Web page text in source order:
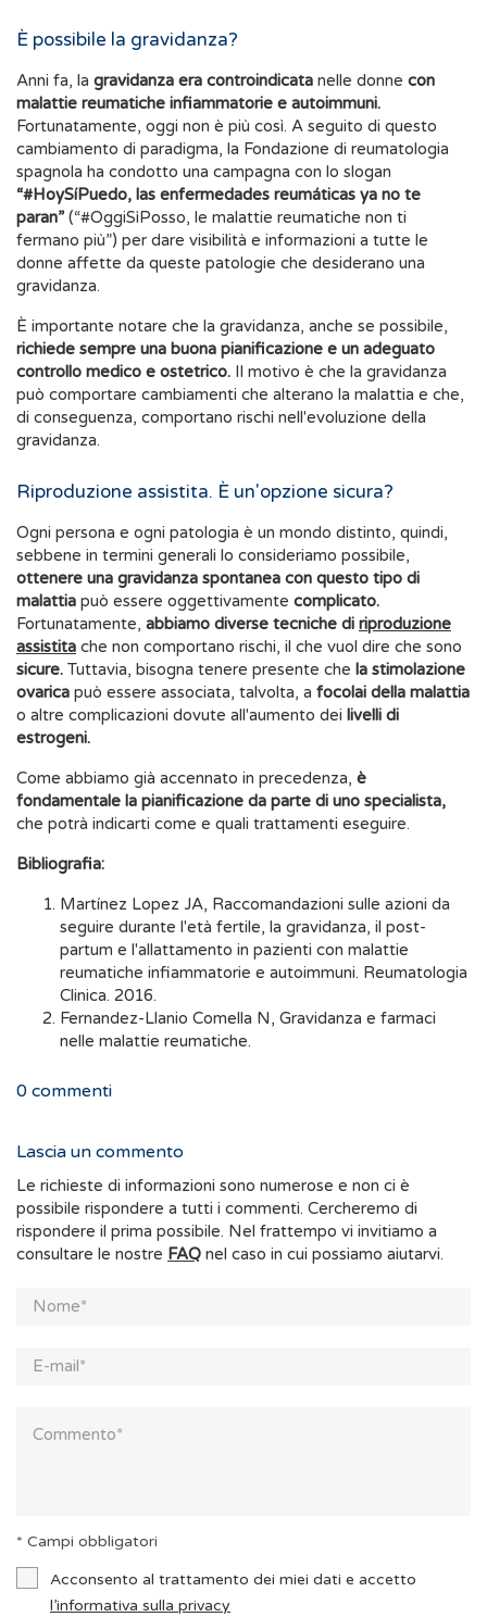
È possibile la gravidanza?
Anni fa, la gravidanza era controindicata nelle donne con
malattie reumatiche infiammatorie e autoimmuni.
Fortunatamente, oggi non è più così. A seguito di questo
cambiamento di paradigma, la Fondazione di reumatologia
spagnola ha condotto una campagna con lo slogan
“#HoySíPuedo, las enfermedades reumáticas ya no te
paran” (“#OggiSìPosso, le malattie reumatiche non ti
fermano più”) per dare visibilità e informazioni a tutte le
donne affette da queste patologie che desiderano una
gravidanza.
È importante notare che la gravidanza, anche se possibile,
richiede sempre una buona pianificazione e un adeguato
controllo medico e ostetrico. Il motivo è che la gravidanza
può comportare cambiamenti che alterano la malattia e che,
di conseguenza, comportano rischi nell'evoluzione della
gravidanza.
Riproduzione assistita. È un'opzione sicura?
Ogni persona e ogni patologia è un mondo distinto, quindi,
sebbene in termini generali lo consideriamo possibile,
ottenere una gravidanza spontanea con questo tipo di
malattia può essere oggettivamente complicato.
Fortunatamente, abbiamo diverse tecniche di riproduzione
assistita che non comportano rischi, il che vuol dire che sono
sicure. Tuttavia, bisogna tenere presente che la stimolazione
ovarica può essere associata, talvolta, a focolai della malattia
o altre complicazioni dovute all'aumento dei livelli di
estrogeni.
Come abbiamo già accennato in precedenza, è
fondamentale la pianificazione da parte di uno specialista,
che potrà indicarti come e quali trattamenti eseguire.
Bibliografia:
Martínez Lopez JA, Raccomandazioni sulle azioni da
seguire durante l'età fertile, la gravidanza, il post-
partum e l'allattamento in pazienti con malattie
reumatiche infiammatorie e autoimmuni. Reumatologia
Clinica. 2016.
Fernandez-Llanio Comella N, Gravidanza e farmaci
nelle malattie reumatiche.
0 commenti
Lascia un commento
Le richieste di informazioni sono numerose e non ci è
possibile rispondere a tutti i commenti. Cercheremo di
rispondere il prima possibile. Nel frattempo vi invitiamo a
consultare le nostre FAQ nel caso in cui possiamo aiutarvi.
* Campi obbligatori
Acconsento al trattamento dei miei dati e accetto
l’informativa sulla privacy